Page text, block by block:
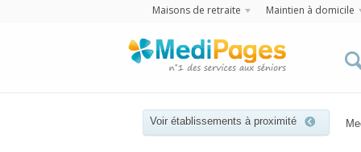
Maisons de retraite Maintien à domicile
Voir établissements à proximité